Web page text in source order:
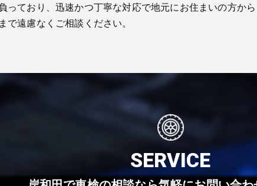
っており、迅速かつ丁寧な対応で地元にお住まいの方か
で遠慮なくご相談ください。
SERVICE